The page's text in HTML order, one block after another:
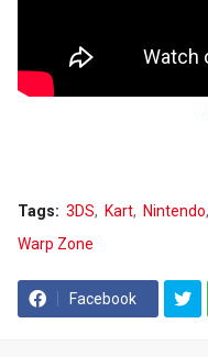
Tags: 3DS Kart Nintendo
Warp Zone
Facebook